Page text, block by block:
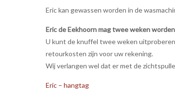
Eric kan gewassen worden in de
Eric de Eekhoorn mag twee weken
U kunt de knuffel twee weken
retourkosten zijn voor uw rekening.
Wij verlangen wel dat er met de
Eric – hangtag